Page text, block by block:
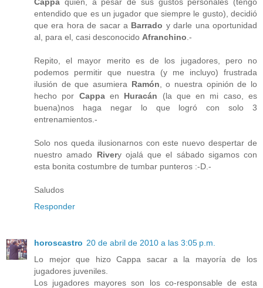
entendido que es un jugador que siempre le gusto), decidió
que era hora de sacar a Barrado y darle una oportunidad
al, para el, casi desconocido Afranchino .-
Repito, el mayor merito es de los jugadores, pero no
podemos permitir que nuestra (y me incluyo) frustrada
ilusión de que asumiera Ramón , o nuestra opinión de lo
hecho por Cappaen Huracán (la que en mi caso, es
buena)nos haga negar lo que logró con solo 3
entrenamientos.-
Solo nos queda ilusionarnos con este nuevo despertar de
nuestro amado Rivery ojalá que el sábado sigamos con
esta bonita costumbre de tumbar punteros :-D.-
Saludos
Responder
horoscastro 20 de abril de 2010 a las 3:05 p.m.
Lo mejor que hizo Cappa sacar a la mayoría de los
jugadores juveniles.
Los jugadores mayores son los co-responsable de esta